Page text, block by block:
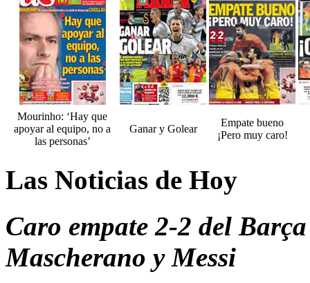
Mourinho: ‘Hay que
apoyar al equipo, no a
las personas’
Ganar y Golear
Empate bueno
¡Pero muy caro!
Las Noticias de Hoy
Caro empate 2-2 del
Mascherano y Messi